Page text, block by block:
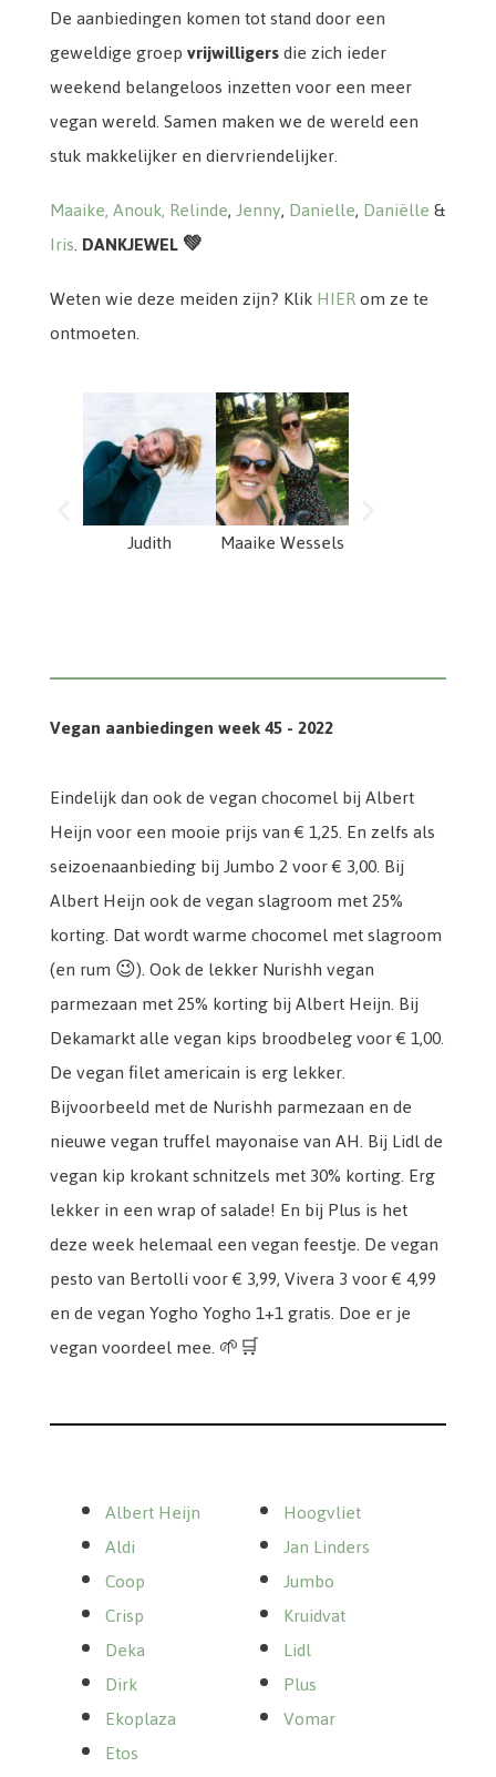
De aanbiedingen komen tot stand door een
geweldige groepvrijwilligersdie zich ieder
weekend belangeloos inzetten voor een meer
vegan wereld. Samen maken we de wereld een
stuk makkelijker en diervriendelijker.
Maaike,Anouk,Relinde,Jenny,Danielle,Daniëlle&
Iris.DANKJEWEL 💚
Weten wie deze meiden zijn? KlikHIERom ze te
ontmoeten.
Judith Maaike Wessels
Vegan aanbiedingen week 45 - 2022
Eindelijk dan ook de vegan chocomel bij Albert
Heijn voor een mooie prijs van € 1,25. En zelfs als
seizoenaanbieding bij Jumbo 2 voor € 3,00. Bij
Albert Heijn ook de vegan slagroom met 25%
korting. Dat wordt warme chocomel met slagroom
(en rum 😉). Ook de lekker Nurishh vegan
parmezaan met 25% korting bij Albert Heijn. Bij
Dekamarkt alle vegan kips broodbeleg voor € 1,00.
De vegan filet americain is erg lekker.
Bijvoorbeeld met de Nurishh parmezaan en de
nieuwe vegan truffel mayonaise van AH. Bij Lidl de
vegan kip krokant schnitzels met 30% korting. Erg
lekker in een wrap of salade! En bij Plus is het
deze week helemaal een vegan feestje. De vegan
pesto van Bertolli voor € 3,99, Vivera 3 voor € 4,99
en de vegan Yogho Yogho 1+1 gratis. Doe er je
vegan voordeel mee. 🌱🛒
Albert Heijn
Aldi
Coop
Crisp
Deka
Dirk
Ekoplaza
Etos
Hoogvliet
Jan Linders
Jumbo
Kruidvat
Lidl
Plus
Vomar